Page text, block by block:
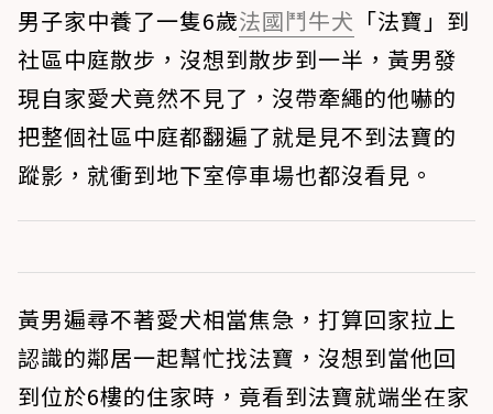
男子家中養了一隻6歲法國鬥牛犬 「法寶」到
社區中庭散步，沒想到散步到一半，黃男發
現自家愛犬竟然不見了，沒帶牽繩的他嚇的
把整個社區中庭都翻遍了就是見不到法寶的
蹤影，就衝到地下室停車場也都沒看見。
黃男遍尋不著愛犬相當焦急，打算回家拉上
認識的鄰居一起幫忙找法寶，沒想到當他回
到位於6樓的住家時，竟看到法寶就端坐在家